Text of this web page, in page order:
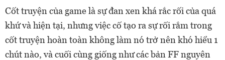
Cốt truyện của game là sự đan xen khá rắc rối của quá
khứ và hiện tại, nhưng việc cố tạo ra sự rối rắm trong
cốt truyện hoàn toàn không làm nó trở nên khó hiểu 1
chút nào, và cuối cùng giống như các bản FF nguyên